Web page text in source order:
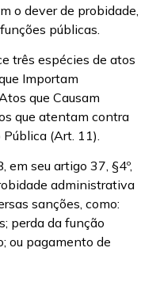
o dever de probidade,
públicas.
três espécies de atos
Importam
que Causam
que atentam contra
(Art. 11).
seu artigo 37, §4º,
administrativa
sanções, como:
perda da função
ou pagamento de